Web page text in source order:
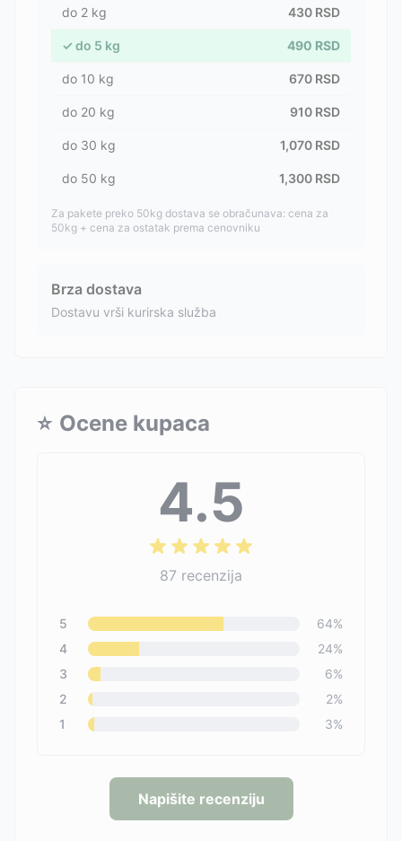
do 2 kg 430 RSD
✓ do 5 kg 490 RSD
do 10 kg 670 RSD
do 20 kg 910 RSD
do 30 kg 1,070 RSD
do 50 kg 1,300 RSD
Za pakete preko 50kg dostava se obračunava: cena za
50kg + cena za ostatak prema cenovniku
Brza dostava
Dostavu vrši kurirska služba
⭐ Ocene kupaca
4.5
87 recenzija
5 64%
4
24%
3
6%
2
2%
1
3%
Napišite recenziju